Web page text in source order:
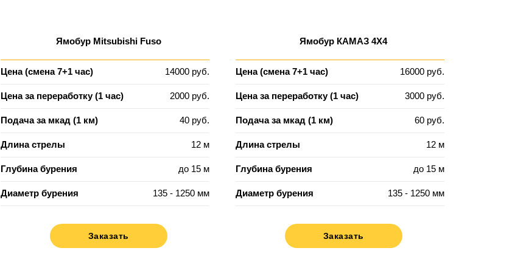
Ямобур Mitsubishi Fuso
Цена (смена 7+1 час) 14000 руб.
Цена за переработку (1 час) 2000 руб.
Подача за мкад (1 км) 40 руб.
Длина стрелы 12 м
Глубина бурения до 15 м
Диаметр бурения 135 - 1250 мм
Заказать
Ямобур КАМАЗ 4Х4
Цена (смена 7+1 час) 16000 руб.
Цена за переработку (1 час) 3000 руб.
Подача за мкад (1 км) 60 руб.
Длина стрелы 12 м
Глубина бурения до 15 м
Диаметр бурения 135 - 1250 мм
Заказать